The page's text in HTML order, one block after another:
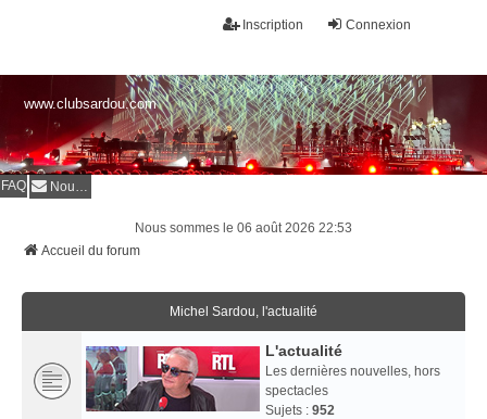
Connexion
Inscription
www.clubsardou.com
FAQ Nous contacter
Nous sommes le 06 août 2026 22:53
Accueil du forum
Michel Sardou, l'actualité
L'actualité
Les dernières nouvelles, hors
spectacles
Sujets : 952